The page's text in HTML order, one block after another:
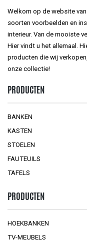
Welkom op de website
soorten voorbeelden en
interieur. Van de mooiste
Hier vindt u het allemaal.
producten die wij
onze collectie!
PRODUCTEN
BANKEN
KASTEN
STOELEN
FAUTEUILS
TAFELS
PRODUCTEN
HOEKBANKEN
TV-MEUBELS